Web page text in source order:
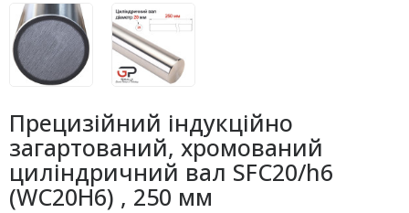
Прецизійний індукційно
загартований, хромований
циліндричний вал SFC20/h6
(WC20H6) , 250 мм